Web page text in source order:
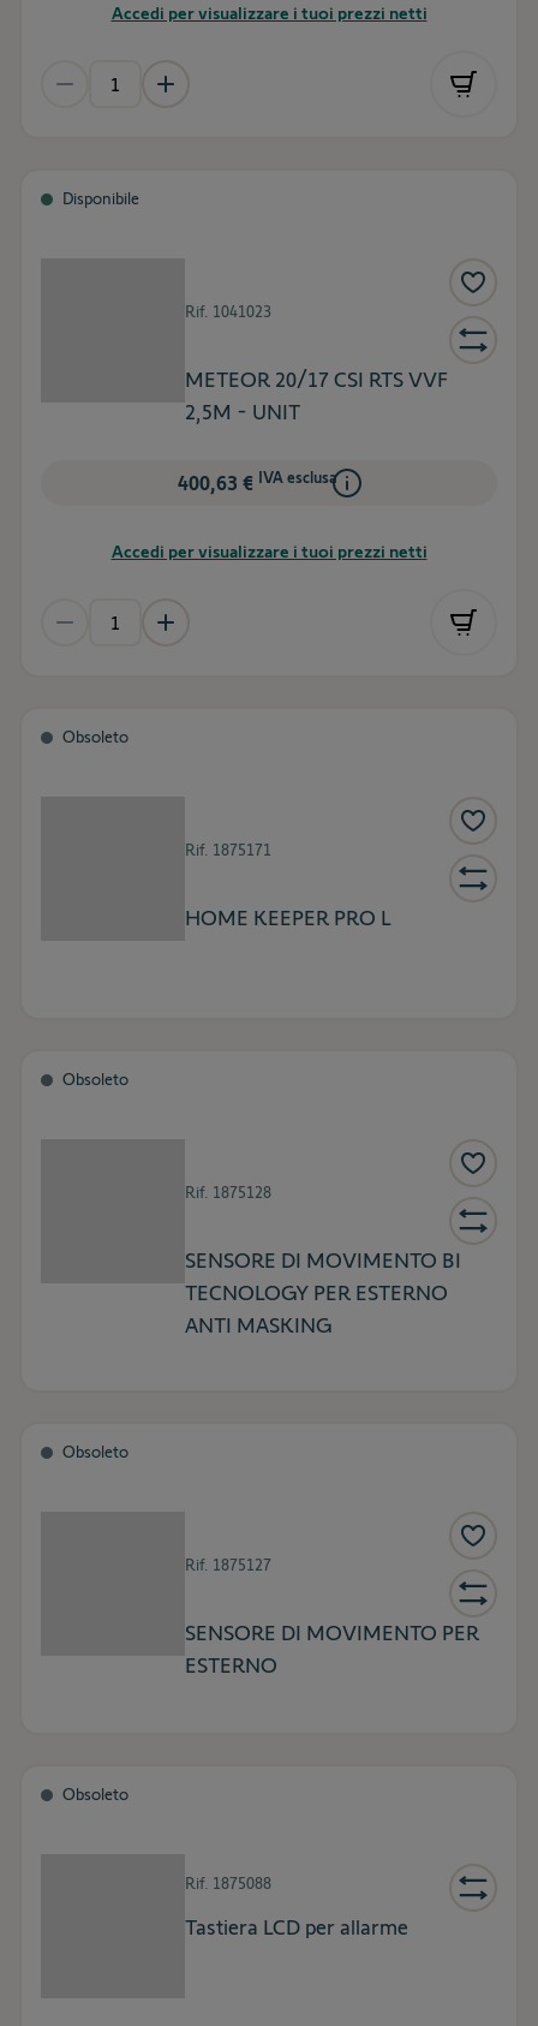
Accedi per visualizzare i tuoi prezzi netti
Disponibile
Rif. 1041023
METEOR 20/17 CSI RTS VVF
2,5M - UNIT
400,63 € IVA esclusa
Accedi per visualizzare i tuoi prezzi netti
Obsoleto
Rif. 1875171
HOME KEEPER PRO L
Obsoleto
Rif. 1875128
SENSORE DI MOVIMENTO BI
TECNOLOGY PER ESTERNO
ANTI MASKING
Obsoleto
Rif. 1875127
SENSORE DI MOVIMENTO PER
ESTERNO
Obsoleto
Rif. 1875088
Tastiera LCD per allarme